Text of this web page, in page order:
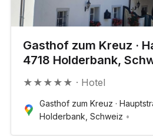
Gasthof zum Kreuz ·
4718 Holderbank,
★★★★★ · Hotel
Gasthof zum Kreuz ·
Holderbank, Schweiz